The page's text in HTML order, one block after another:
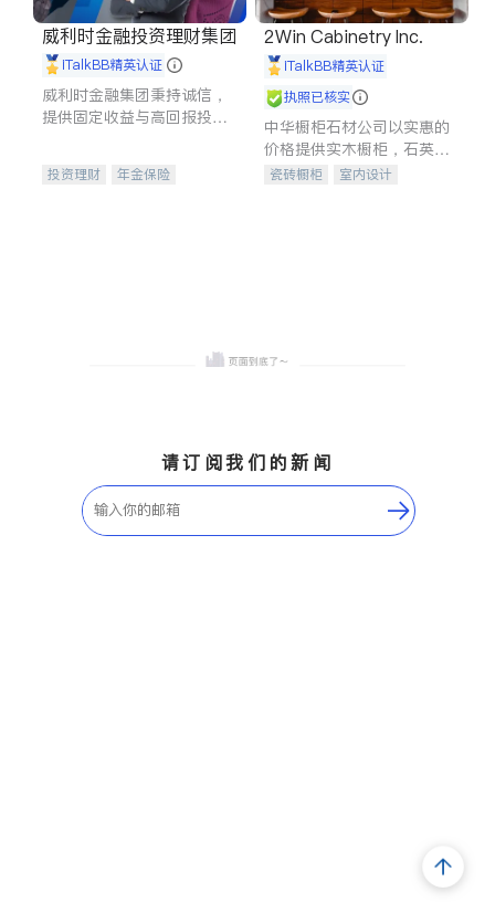
威利时金融投资理财集团
iTalkBB精英认证
威利时金融集团秉持诚信，
提供固定收益与高回报投资
合，助力客户实现目标
投资理财
年金保险
2Win Cabinetry Inc.
iTalkBB精英认证
执照已核实
中华橱柜石材公司以实惠的
价格提供实木橱柜，石英石
台面，多种优质不锈钢水
瓷砖橱柜
室内设计
请订阅我们的新闻